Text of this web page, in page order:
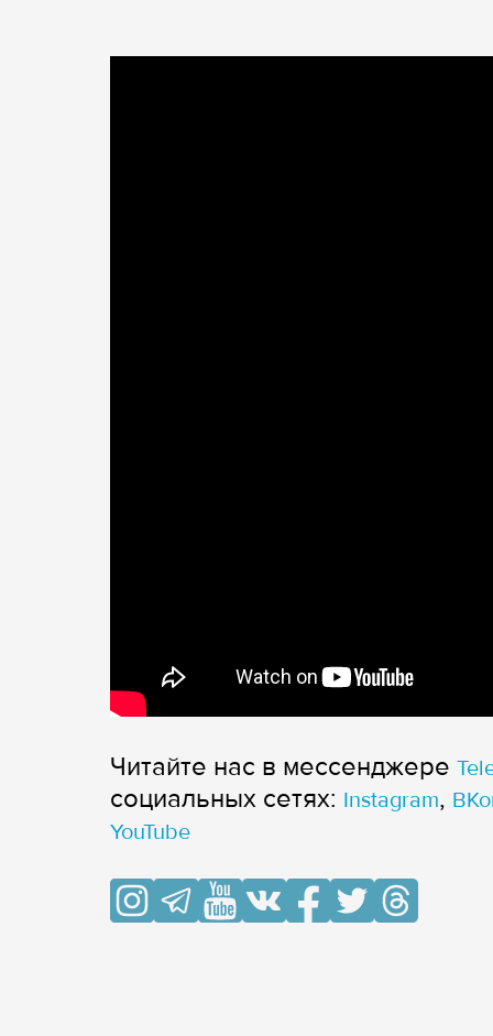
Читайте нас в мессенджере
cоциальных сетях: Instagram,
YouTube